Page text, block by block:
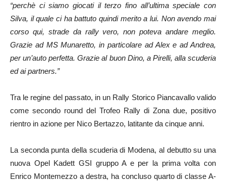
“perchè ci siamo giocati il terzo fino all’ultima speciale con
Silva, il quale ci ha battuto quindi merito a lui. Non avendo mai
corso qui, strade da rally vero, non poteva andare meglio.
Grazie ad MS Munaretto, in particolare ad Alex e ad Andrea,
per un’auto perfetta. Grazie al buon Dino, a Pirelli, alla scuderia
ed ai partners.”
Tra le regine del passato, in un Rally Storico Piancavallo valido
come secondo round del Trofeo Rally di Zona due, positivo
rientro in azione per Nico Bertazzo, latitante da cinque anni.
La seconda punta della scuderia di Modena, al debutto su una
nuova Opel Kadett GSI gruppo A e per la prima volta con
Enrico Montemezzo a destra, ha concluso quarto di classe A-